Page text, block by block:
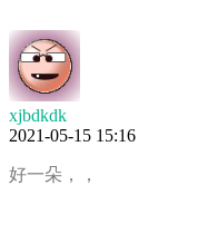
xjbdkdk
2021-05-15 15:16
好一朵，，